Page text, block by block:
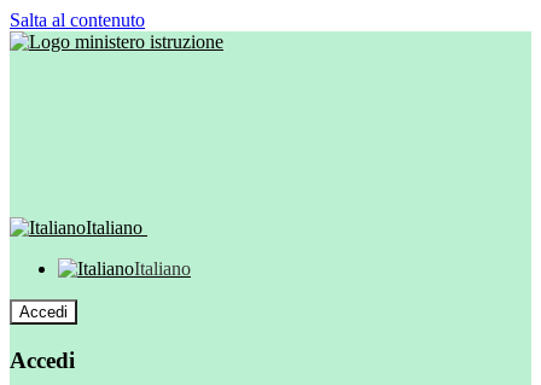
Salta al contenuto
Italiano
Italiano
Accedi
Accedi